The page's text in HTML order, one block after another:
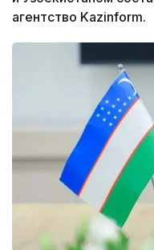
агентство Kazinform.